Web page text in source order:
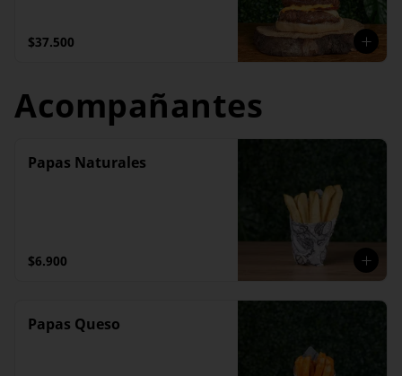
$37.500
Acompañantes
Papas Naturales
$6.900
Papas Queso